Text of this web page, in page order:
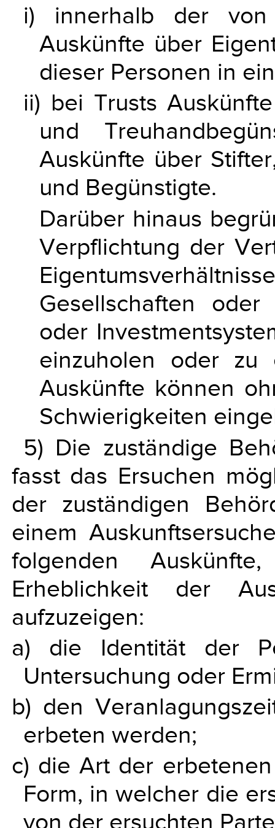
i) innerhalb der
Auskünfte über
dieser Personen in
ii) bei Trusts
und
Auskünfte über
und Begünstigte.
Darüber hinaus
Verpflichtung der
Gesellschaften oder
oder
einzuholen oder
Auskünfte können
Schwierigkeiten
5) Die zuständige
fasst das Ersuchen
der zuständigen
einem
folgenden
Erheblichkeit der
aufzuzeigen:
a) die Identität der
Untersuchung oder
b) den
erbeten werden;
c) die Art der
Form, in welcher die